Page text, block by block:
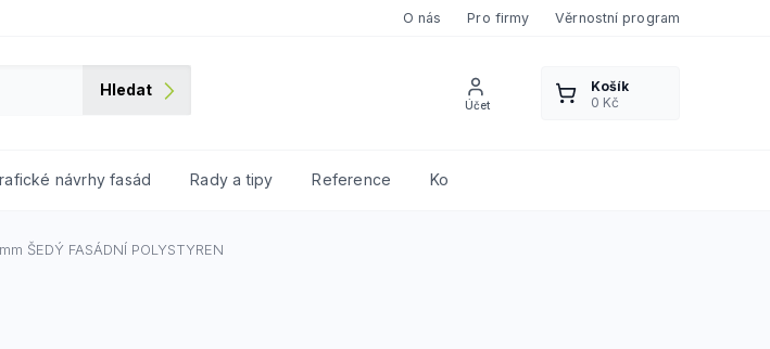
O nás Pro firmy Věrnostní program
Hledat
návrhy fasád Rady a tipy Reference Kontakty
ŠEDÝ FASÁDNÍ POLYSTYREN